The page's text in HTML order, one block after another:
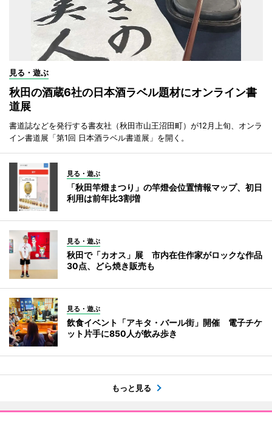
見る・遊ぶ
秋田の酒蔵6社の日本酒ラベル題材にオンライン書
道展
書道誌などを発行する書友社（秋田市山王沼田町）が12月上旬、オンラ
イン書道展「第1回 日本酒ラベル書道展」を開く。
見る・遊ぶ
「秋田竿燈まつり」の竿燈会位置情報マップ、初日
利用は前年比3割増
見る・遊ぶ
秋田で「カオス」展 市内在住作家がロックな作品
30点、どら焼き販売も
見る・遊ぶ
飲食イベント「アキタ・バール街」開催 電子チケ
ット片手に850人が飲み歩き
もっと見る